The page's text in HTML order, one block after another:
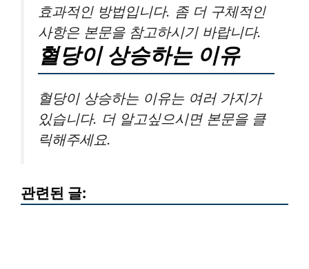
효과적인 방법입니다. 좀 더 구체적인
사항은 본문을 참고하시기 바랍니다.
혈당이 상승하는 이유
혈당이 상승하는 이유는 여러 가지가
있습니다. 더 알고싶으시면 본문을 클
릭해주세요.
관련된 글: